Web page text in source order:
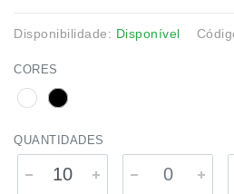
Disponibilidade: Disponível
CORES
QUANTIDADES